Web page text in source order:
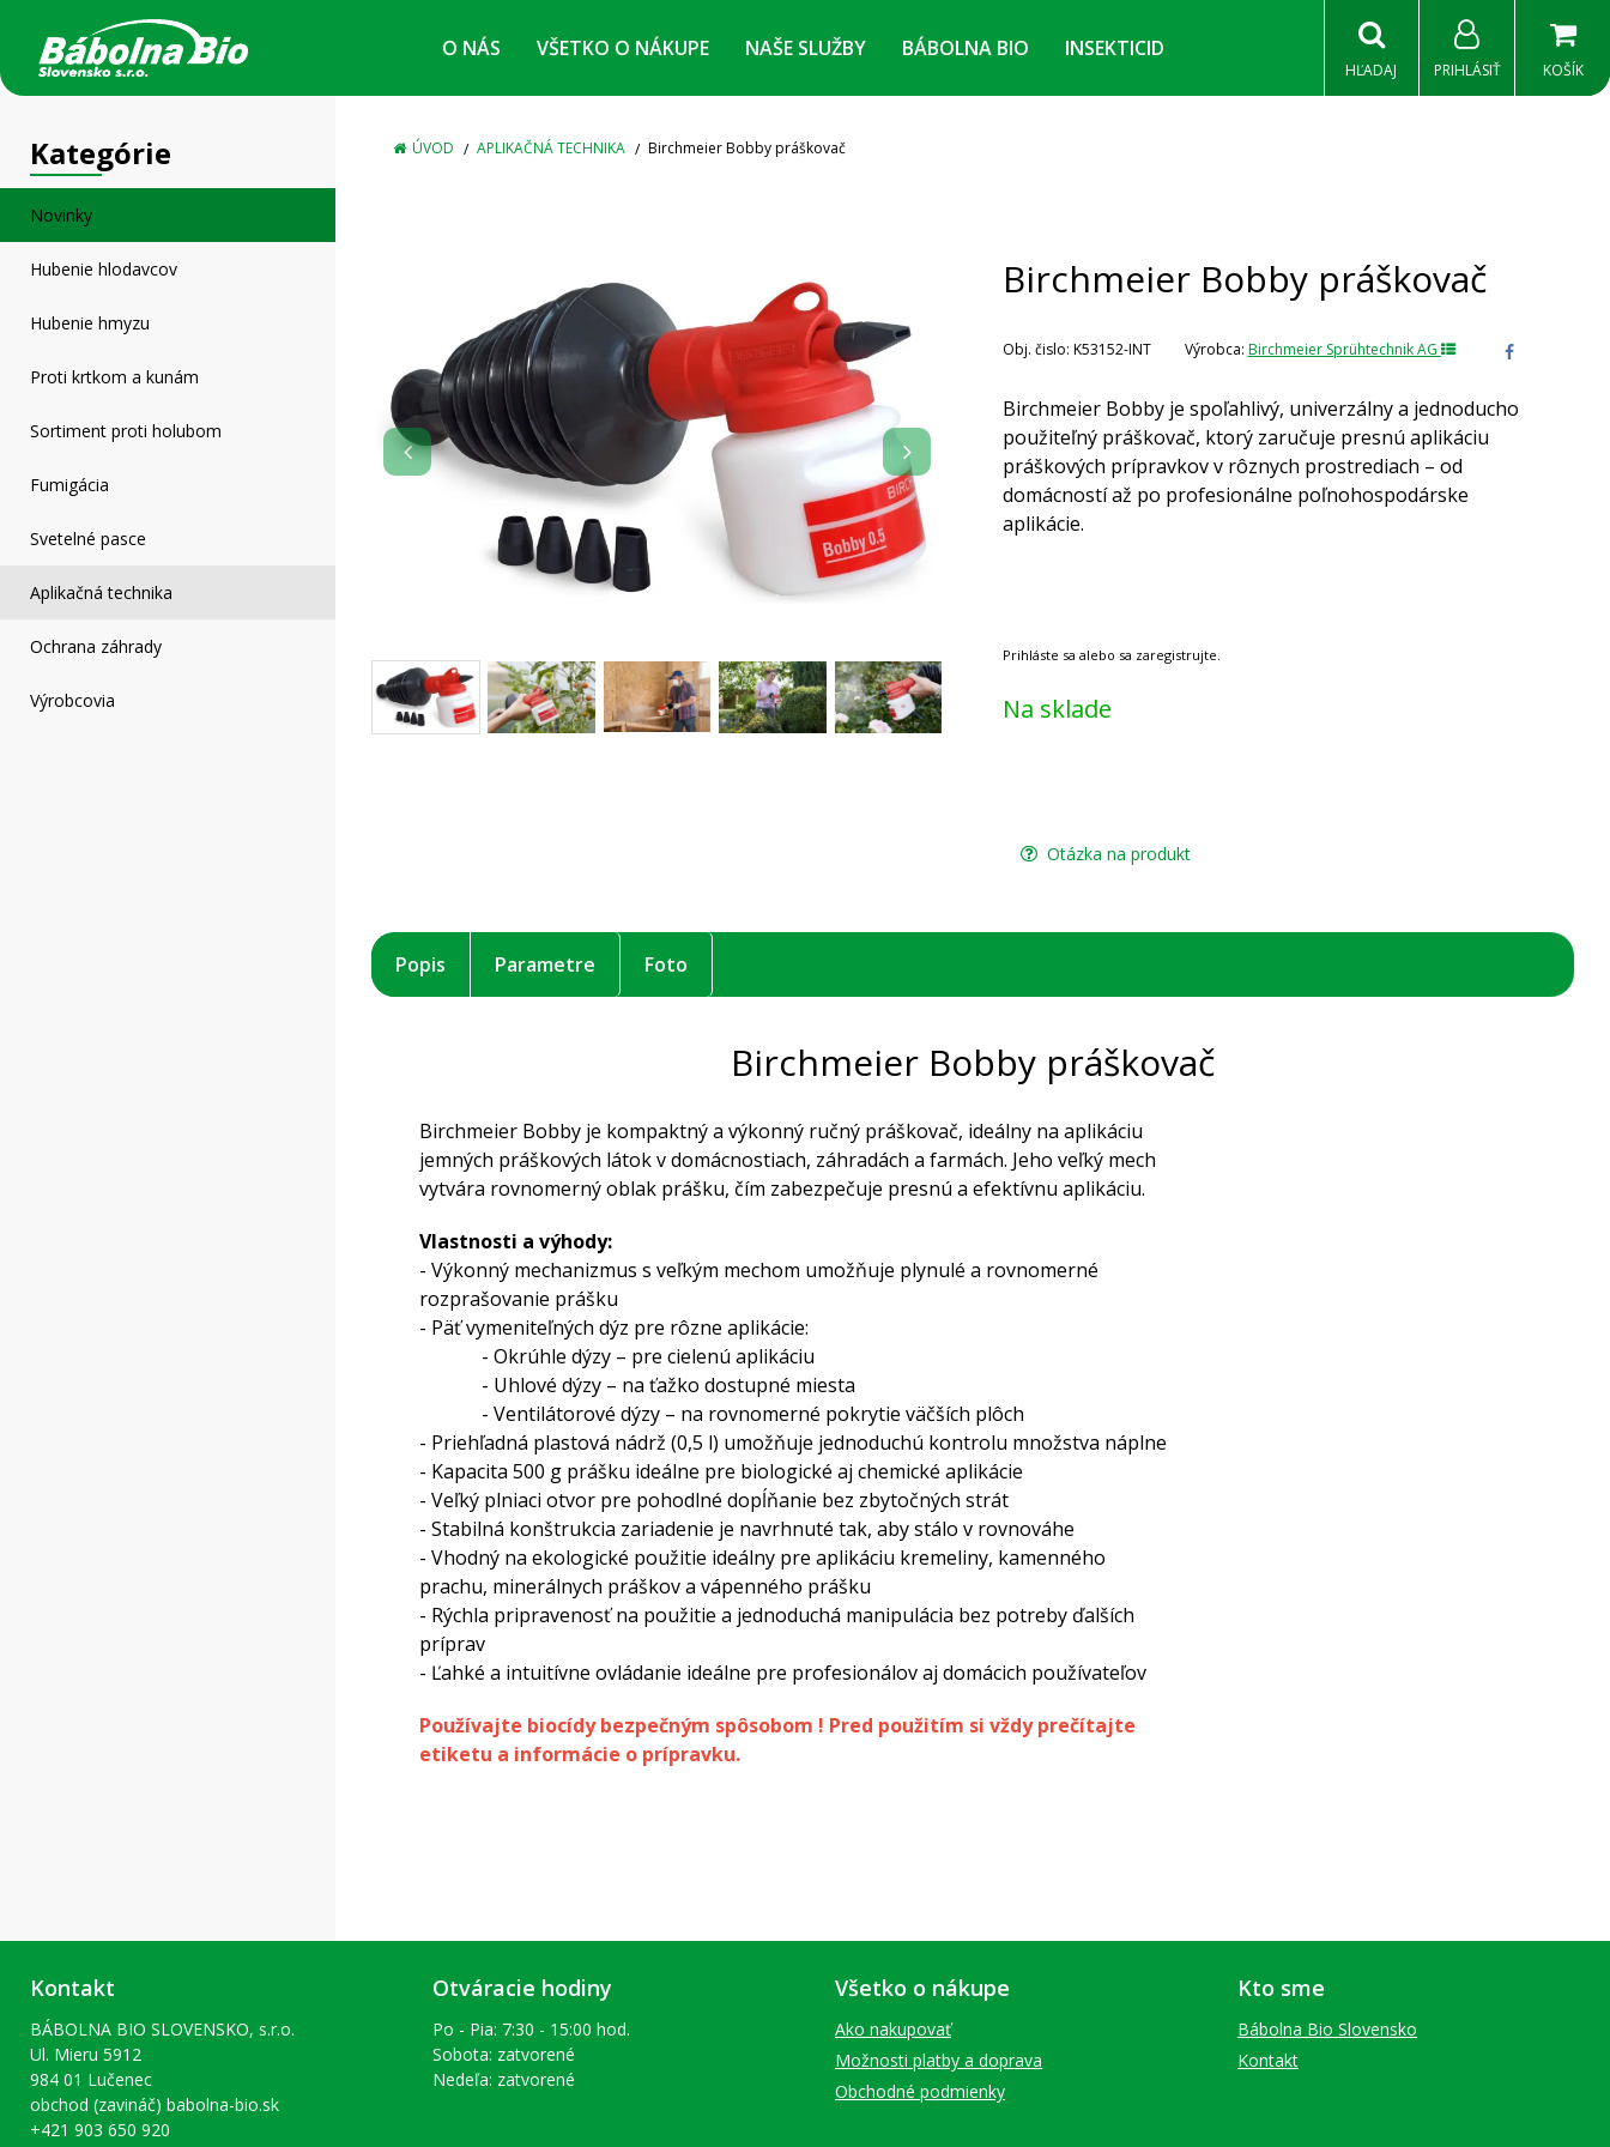
O NÁS VŠETKO O NÁKUPE NAŠE SLUŽBY BÁBOLNA BIO INSEKTICID
KOŠÍK
PRIHLÁSIŤ
HĽADAJ
Novinky
Hubenie hlodavcov
Hubenie hmyzu
Proti krtkom a kunám
Sortiment proti holubom
Fumigácia
Svetelné pasce
Aplikačná technika
Ochrana záhrady
Výrobcovia
ÚVOD APLIKAČNÁ TECHNIKA Birchmeier Bobby práškovač
Birchmeier Bobby práškovač
Obj. čislo: K53152-INT Výrobca: Birchmeier Sprühtechnik AG
Birchmeier Bobby je spoľahlivý, univerzálny a jednoducho
použiteľný práškovač, ktorý zaručuje presnú aplikáciu
práškových prípravkov v rôznych prostrediach – od
domácností až po profesionálne poľnohospodárske
aplikácie.
Na sklade
Otázka na produkt
Popis Parametre Foto
Birchmeier Bobby práškovač
Birchmeier Bobby je kompaktný a výkonný ručný práškovač, ideálny na aplikáciu
jemných práškových látok v domácnostiach, záhradách a farmách. Jeho veľký mech
vytvára rovnomerný oblak prášku, čím zabezpečuje presnú a efektívnu aplikáciu.
Vlastnosti a výhody:
- Výkonný mechanizmus s veľkým mechom umožňuje plynulé a rovnomerné
rozprašovanie prášku
- Päť vymeniteľných dýz pre rôzne aplikácie:
- Okrúhle dýzy – pre cielenú aplikáciu
- Uhlové dýzy – na ťažko dostupné miesta
- Ventilátorové dýzy – na rovnomerné pokrytie väčších plôch
- Priehľadná plastová nádrž (0,5 l) umožňuje jednoduchú kontrolu množstva náplne
- Kapacita 500 g prášku ideálne pre biologické aj chemické aplikácie
- Veľký plniaci otvor pre pohodlné dopĺňanie bez zbytočných strát
- Stabilná konštrukcia zariadenie je navrhnuté tak, aby stálo v rovnováhe
- Vhodný na ekologické použitie ideálny pre aplikáciu kremeliny, kamenného
prachu, minerálnych práškov a vápenného prášku
- Rýchla pripravenosť na použitie a jednoduchá manipulácia bez potreby ďalších
príprav
- Ľahké a intuitívne ovládanie ideálne pre profesionálov aj domácich používateľov
Používajte biocídy bezpečným spôsobom ! Pred použitím si vždy prečítajte
etiketu a informácie o prípravku.
Kontakt
BÁBOLNA BIO SLOVENSKO, s.r.o.
Ul. Mieru 5912
984 01 Lučenec
obchod (zavináč) babolna-bio.sk
+421 903 650 920
Otváracie hodiny
Po - Pia: 7:30 - 15:00 hod.
Sobota: zatvorené
Nedeľa: zatvorené
Všetko o nákupe
Ako nakupovať
Možnosti platby a doprava
Obchodné podmienky
Kto sme
Bábolna Bio Slovensko
Kontakt